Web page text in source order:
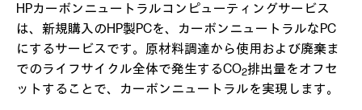
HPカーボンニュートラルコンピューティングサービス
は、新規購入のHP製PCを、カーボンニュートラルなPC
にするサービスです。原材料調達から使用および廃棄ま
でのライフサイクル全体で発生するCO2排出量をオフセ
ットすることで、カーボンニュートラルを実現します。